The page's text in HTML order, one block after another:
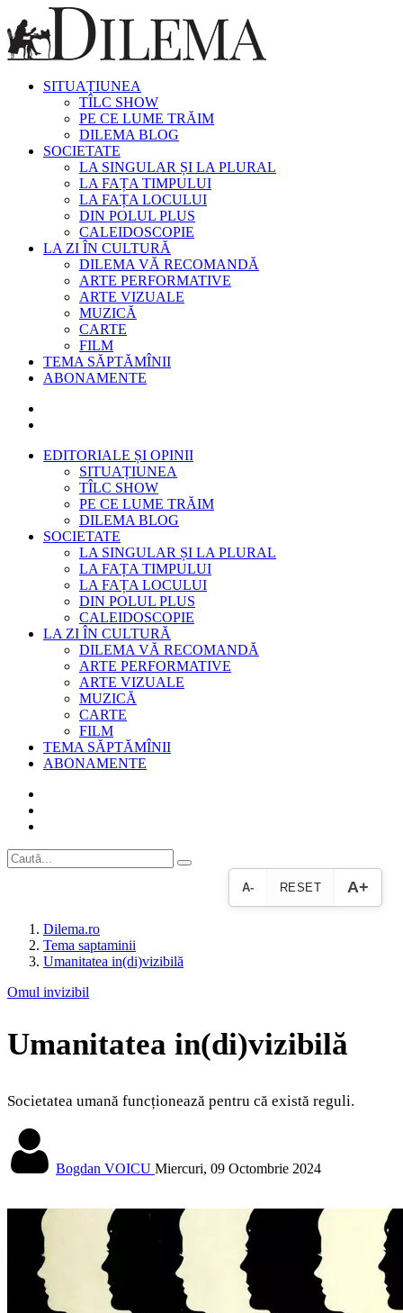
SITUAȚIUNEA
TÎLC SHOW
PE CE LUME TRĂIM
DILEMA BLOG
SOCIETATE
LA SINGULAR ȘI LA PLURAL
LA FAȚA TIMPULUI
LA FAȚA LOCULUI
DIN POLUL PLUS
CALEIDOSCOPIE
LA ZI ÎN CULTURĂ
DILEMA VĂ RECOMANDĂ
ARTE PERFORMATIVE
ARTE VIZUALE
MUZICĂ
CARTE
FILM
TEMA SĂPTĂMÎNII
ABONAMENTE
EDITORIALE ȘI OPINII
SITUAȚIUNEA
TÎLC SHOW
PE CE LUME TRĂIM
DILEMA BLOG
SOCIETATE
LA SINGULAR ȘI LA PLURAL
LA FAȚA TIMPULUI
LA FAȚA LOCULUI
DIN POLUL PLUS
CALEIDOSCOPIE
LA ZI ÎN CULTURĂ
DILEMA VĂ RECOMANDĂ
ARTE PERFORMATIVE
ARTE VIZUALE
MUZICĂ
CARTE
FILM
TEMA SĂPTĂMÎNII
ABONAMENTE
A- RESET A+
Dilema.ro
Tema saptaminii
Umanitatea in(di)vizibilă
Omul invizibil
Umanitatea in(di)vizibilă
Societatea umană funcționează pentru că există reguli.
Bogdan VOICU Miercuri, 09 Octombrie 2024